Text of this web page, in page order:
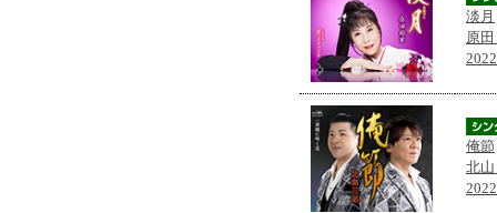
淡月
原
俺節
北